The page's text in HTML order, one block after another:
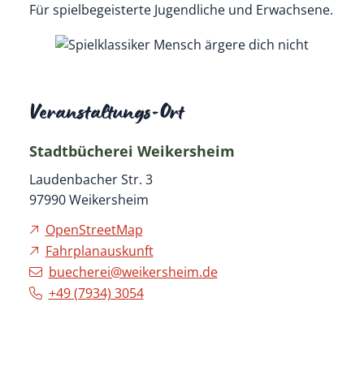
Für spielbegeisterte Jugendliche und Erwachsene.
Veranstaltungs-Ort
Stadtbücherei Weikersheim
Laudenbacher Str. 3
97990 Weikersheim
OpenStreetMap
Fahrplanauskunft
buecherei@weikersheim.de
+49 (7934) 3054